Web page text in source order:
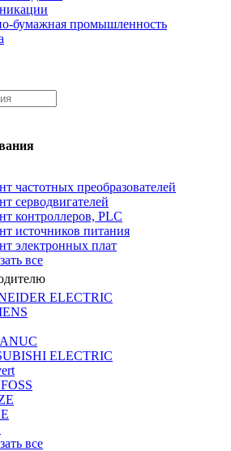
бумажная промышленность
частотных преобразователей
серводвигателей
контроллеров, PLC
источников питания
электронных плат
все
ELECTRIC
ELECTRIC
все